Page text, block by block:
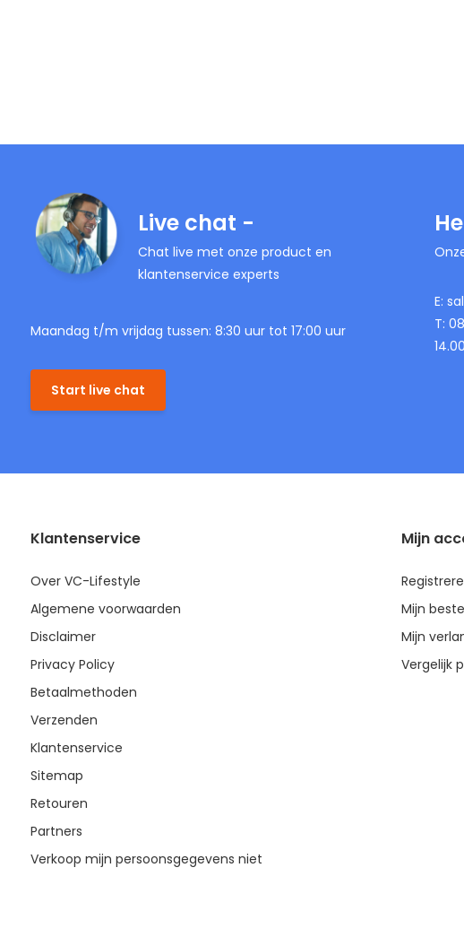
Live chat -
Chat live met onze product en
klantenservice experts
Maandag t/m vrijdag tussen: 8:30 uur tot 17:00 uur
Start live chat
E:
T:
Klantenservice
Over VC-Lifestyle
Algemene voorwaarden
Disclaimer
Privacy Policy
Betaalmethoden
Verzenden
Klantenservice
Sitemap
Retouren
Partners
Verkoop mijn persoonsgegevens niet
Mijn
Mijn
Mijn
Vergelijk